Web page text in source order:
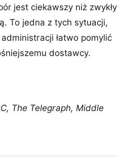
jest ciekawszy niż zwykły
To jedna z tych sytuacji,
łatwo pomylić
dostawcy.
The Telegraph, Middle